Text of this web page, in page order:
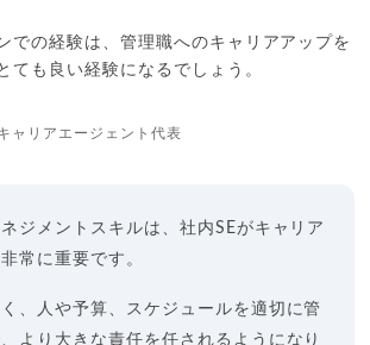
での経験は、管理職へのキャリアアップを
ても良い経験になるでしょう。
ャリアエージェント代表
ジメントスキルは、社内SEがキャリア
常に重要です。
、人や予算、スケジュールを適切に管
より大きな責任を任されるようになり